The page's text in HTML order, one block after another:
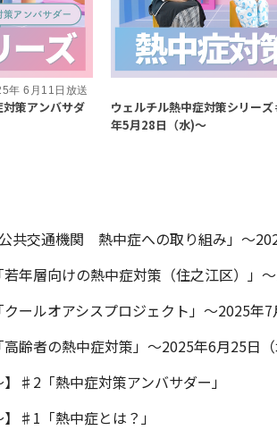
年 6月11日放送
策アンバサダ
ウェルチル熱中症対策シリー
年5月28日（水)～
共交通機関 熱中症への取り組み」～
年層向けの熱中症対策（住之江区）」
ールオアシスプロジェクト」～2025年
齢者の熱中症対策」～2025年6月25日
♯2「熱中症対策アンバサダー」
♯1「熱中症とは？」